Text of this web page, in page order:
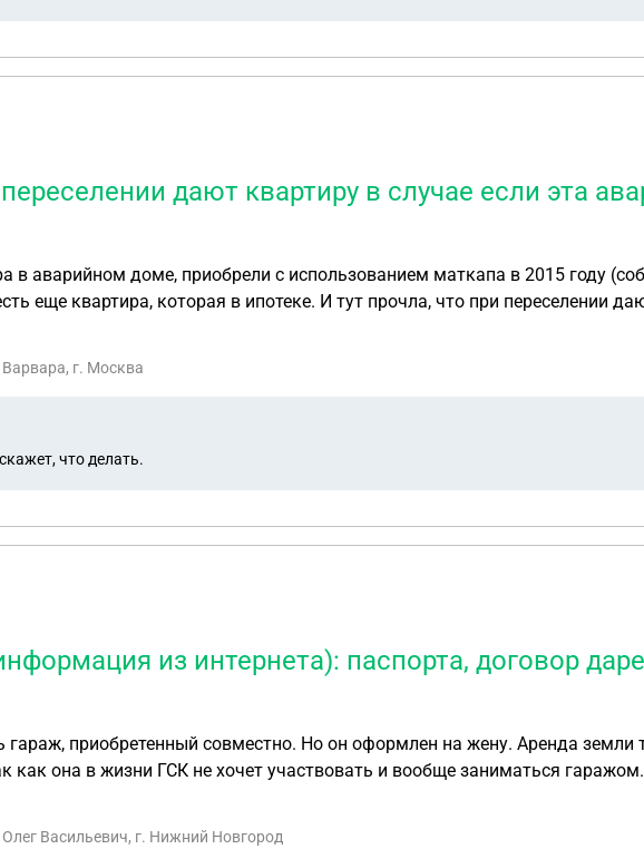
дают квартиру в случае если эта
что при переселении дают квартиру в случае если эта аварийная квартира
компенсация по рыночной стоимости. Могу ли я сейчас, после признания дома аварийным, оформить
г. Москва
что делать.
из интернета): паспорта, договор
гараж, приобретенный совместно. Но он оформлен на жену. Аренда
как она в жизни ГСК не хочет участвовать и вообще заниматься
льготами. Договор дарения мы составили сами по образцу, взятому в интернете.
Васильевич, г. Нижний Новгород